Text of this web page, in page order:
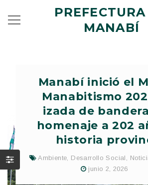
MANABÍ
Manabí inició el
Manabitismo
izada de
homenaje a 202
historia
Ambiente Desarrollo Social
junio 2, 2026